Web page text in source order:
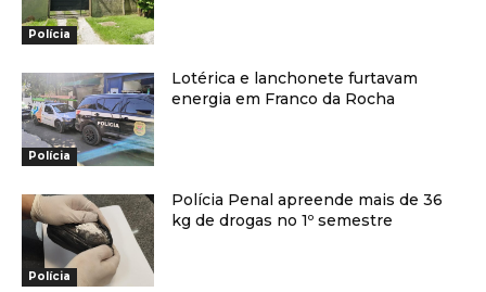
Polícia
Polícia
Lotérica e lanchonete furtavam
energia em Franco da Rocha
Polícia
Polícia Penal apreende mais de 36
kg de drogas no 1º semestre